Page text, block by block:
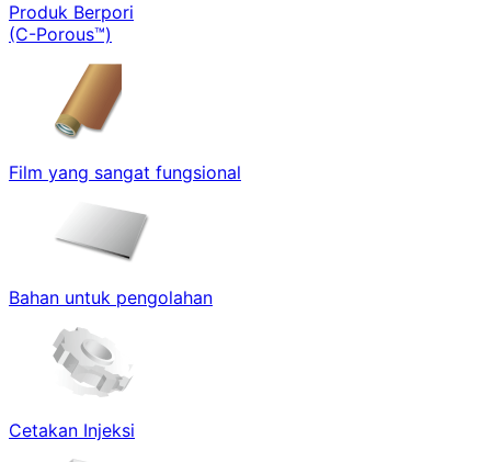
Produk Berpori
(C-Porous™)
Film yang sangat fungsional
Bahan untuk pengolahan
Cetakan Injeksi